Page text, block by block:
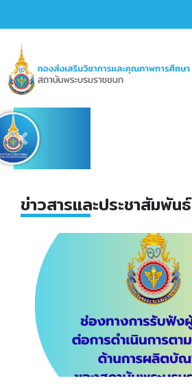
Previous
ข่าวสารและประชาสัมพันธ์